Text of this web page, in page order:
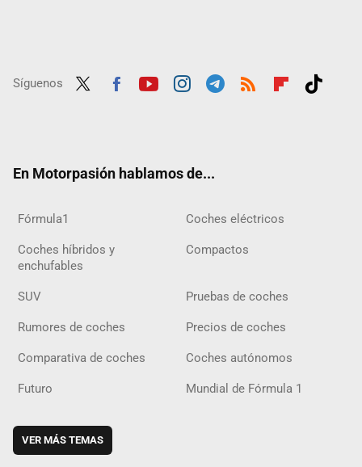
Síguenos
En Motorpasión hablamos de...
Fórmula1 Coches eléctricos
Coches híbridos y
enchufables
Compactos
SUV Pruebas de coches
Rumores de coches Precios de coches
Comparativa de coches Coches autónomos
Futuro Mundial de Fórmula 1
VER MÁS TEMAS